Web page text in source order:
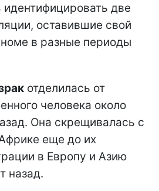
две
оставившие свой
в разные периоды
отделилась от
человека около
Она скрещивалась с
еще до их
в Европу и Азию
назад.